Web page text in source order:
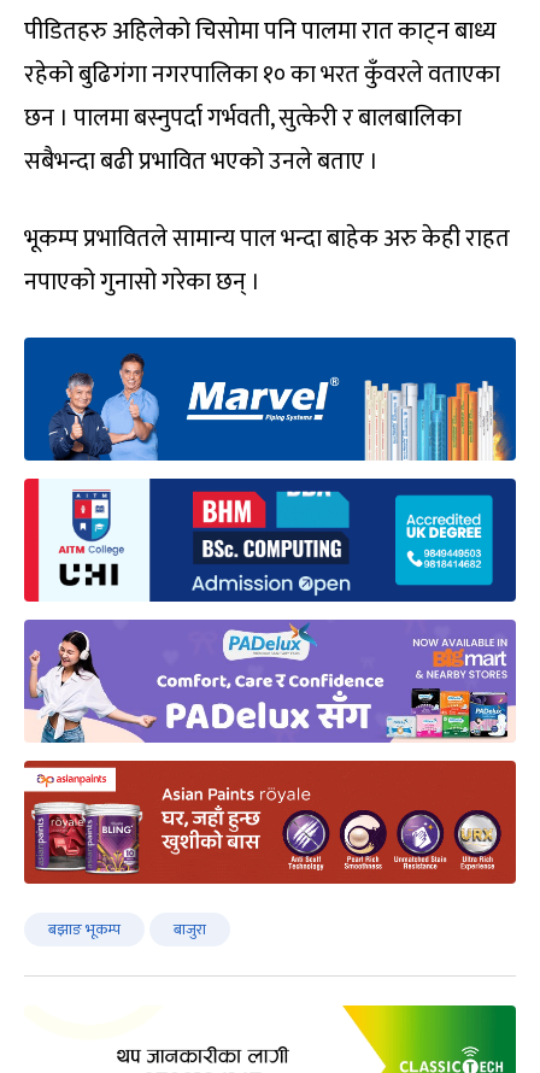
पीडितहरु अहिलेको चिसोमा पनि पालमा रात काट्न बाध्य
रहेको बुढिगंगा नगरपालिका १० का भरत कुँवरले वताएका
छन । पालमा बस्नुपर्दा गर्भवती, सुत्केरी र बालबालिका
सबैभन्दा बढी प्रभावित भएको उनले बताए ।
भूकम्प प्रभावितले सामान्य पाल भन्दा बाहेक अरु केही राहत
नपाएको गुनासो गरेका छन् ।
बझाङ भूकम्प बाजुरा